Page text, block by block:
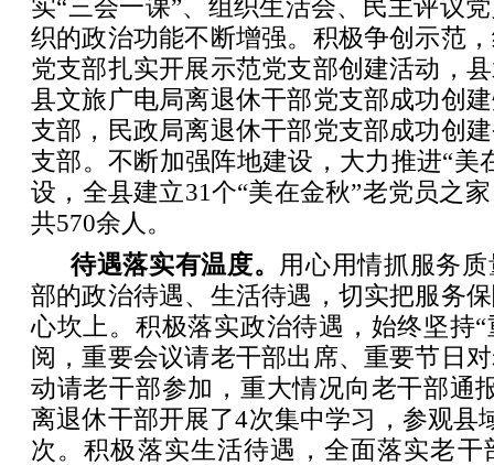
实“三会一课”、组织生活会、民主评议
织的政治功能不断增强。积极争创示范
党支部扎实开展示范党支部创建活动，
县文旅广电局离退休干部党支部成功创
支部，民政局离退休干部党支部成功创
支部。不断加强阵地建设，大力推进“美
设，全县建立31个“美在金秋”老党员之
共570余人。
待遇落实有温度。 用心用情抓服务
部的政治待遇、生活待遇，切实把服务
心坎上。积极落实政治待遇，始终坚持
阅，重要会议请老干部出席、重要节日
动请老干部参加，重大情况向老干部通
离退休干部开展了4次集中学习，参观县
次。积极落实生活待遇，全面落实老干